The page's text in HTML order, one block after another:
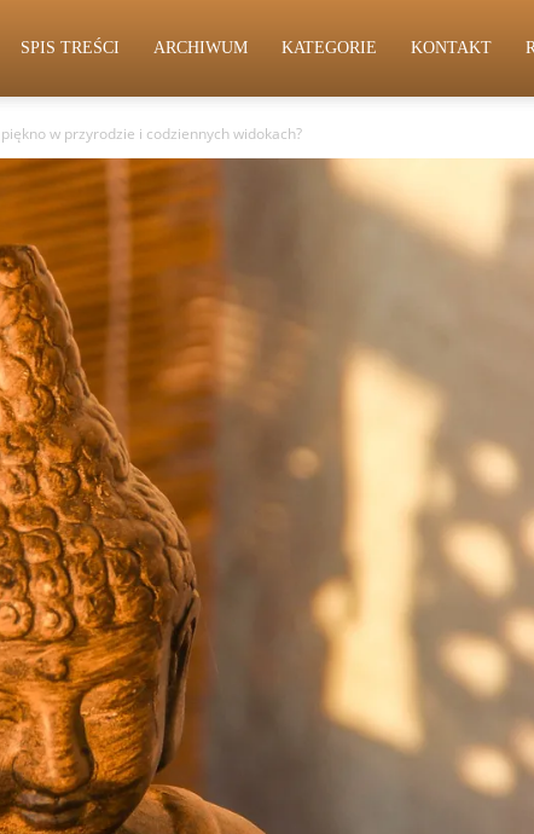
SPIS TREŚCI ARCHIWUM KATEGORIE KONTAKT
w przyrodzie i codziennych widokach?